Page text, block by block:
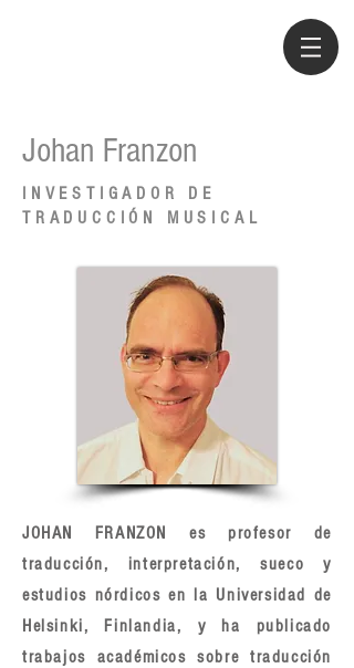
Johan Franzon
INVESTIGADOR DE
TRADUCCIÓN MUSICAL
JOHAN FRANZON es profesor de
traducción, interpretación, sueco y
estudios nórdicos en la Universidad de
Helsinki, Finlandia, y ha publicado
trabajos académicos sobre traducción